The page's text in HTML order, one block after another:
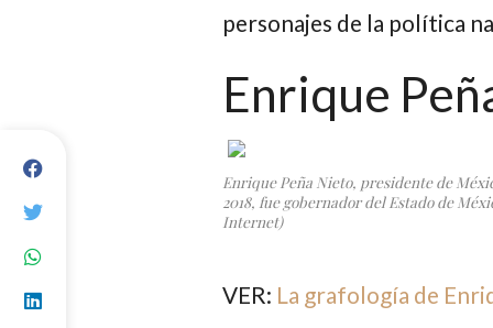
personajes de la política
Enrique
Enrique Peña Nieto, presidente de
2018, fue gobernador del Estado de
Internet)
VER: La grafología de